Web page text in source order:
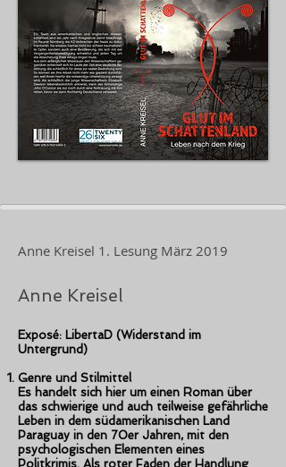
Anne Kreisel 1. Lesung März 2019
Anne Kreisel
Exposé: LibertaD (Widerstand im
Untergrund)
Genre und Stilmittel
Es handelt sich hier um einen Roman über
das schwierige und auch teilweise gefährliche
Leben in dem südamerikanischen Land
Paraguay in den 70er Jahren, mit den
psychologischen Elementen eines
Politkrimis. Als roter Faden der Handlung